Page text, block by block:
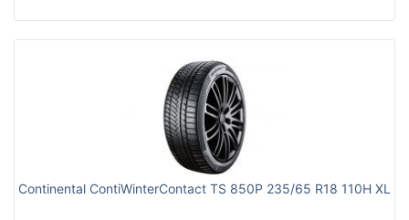
Continental ContiWinterContact TS 850P 235/65 R18 110H XL